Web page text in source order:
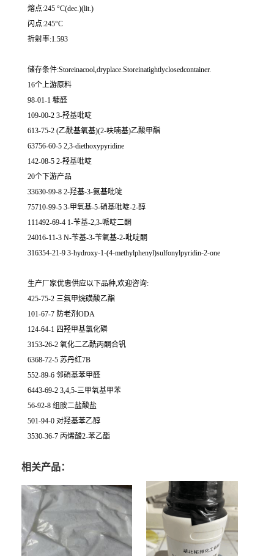
熔点:245 °C(dec.)(lit.)
闪点:245°C
折射率:1.593
储存条件:Storeinacool,dryplace.Storeinatightlyclosedcontainer.
16个上游原料
98-01-1 糠醛
109-00-2 3-羟基吡啶
613-75-2 (乙酰基氧基)(2-呋喃基)乙酸甲酯
63756-60-5 2,3-diethoxypyridine
142-08-5 2-羟基吡啶
20个下游产品
33630-99-8 2-羟基-3-氨基吡啶
75710-99-5 3-甲氧基-5-硝基吡啶-2-醇
111492-69-4 1-苄基-2,3-哌啶二酮
24016-11-3 N-苄基-3-苄氧基-2-吡啶酮
316354-21-9 3-hydroxy-1-(4-methylphenyl)sulfonylpyridin-2-one
生产厂家优惠供应以下品种,欢迎咨询:
425-75-2 三氟甲烷磺酸乙酯
101-67-7 防老剂ODA
124-64-1 四羟甲基氯化磷
3153-26-2 氧化二乙酰丙酮合钒
6368-72-5 苏丹红7B
552-89-6 邻硝基苯甲醛
6443-69-2 3,4,5-三甲氧基甲苯
56-92-8 组胺二盐酸盐
501-94-0 对羟基苯乙醇
3530-36-7 丙烯酸2-苯乙酯
相关产品：